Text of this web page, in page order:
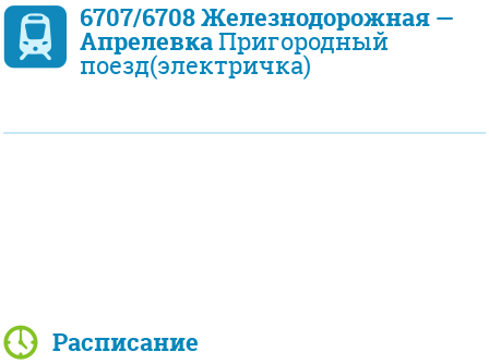
6707/6708 Железнодорожная —
АпрелевкаПригородный
поезд(электричка)
Расписание